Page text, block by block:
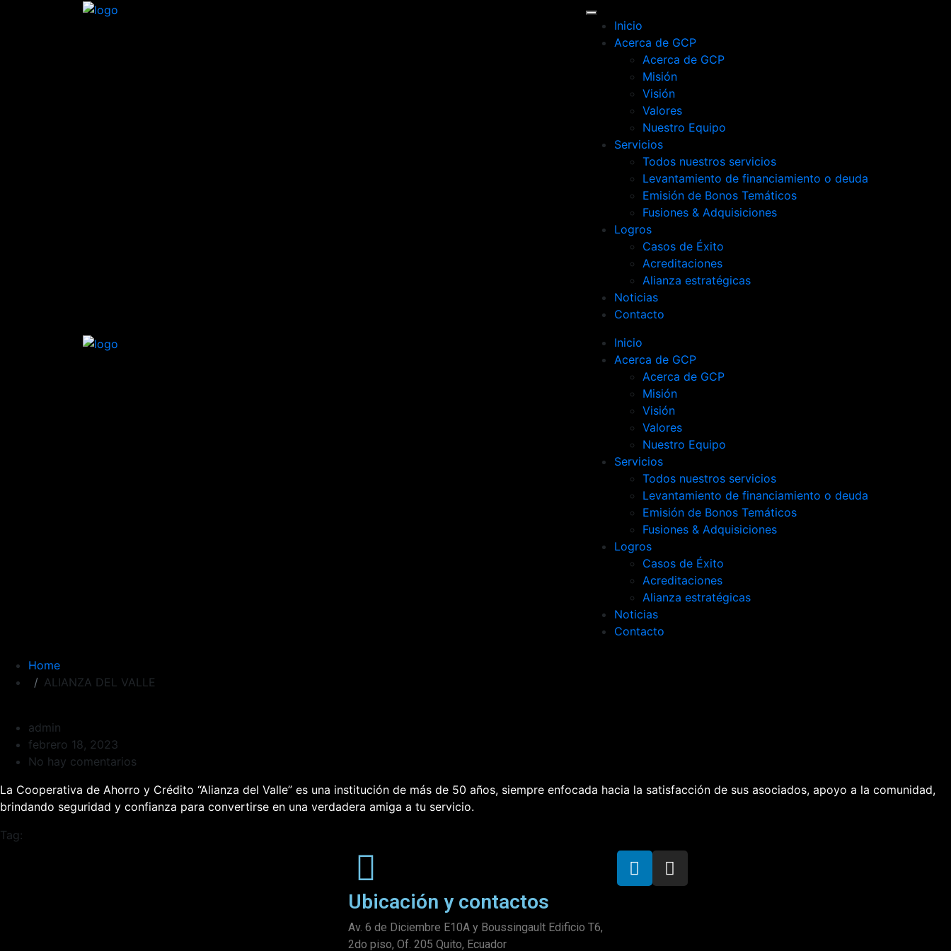
Inicio
Acerca de GCP
Acerca de GCP
Misión
Visión
Valores
Nuestro Equipo
Servicios
Todos nuestros servicios
Levantamiento de financiamiento o deuda
Emisión de Bonos Temáticos
Fusiones & Adquisiciones
Logros
Casos de Éxito
Acreditaciones
Alianza estratégicas
Noticias
Contacto
Inicio
Acerca de GCP
Acerca de GCP
Misión
Visión
Valores
Nuestro Equipo
Servicios
Todos nuestros servicios
Levantamiento de financiamiento o deuda
Emisión de Bonos Temáticos
Fusiones & Adquisiciones
Logros
Casos de Éxito
Acreditaciones
Alianza estratégicas
Noticias
Contacto
Home
ALIANZA DEL VALLE
admin
febrero 18, 2023
No hay comentarios
La Cooperativa de Ahorro y Crédito “Alianza del Valle” es una institución de más de 50 años, siempre enfocada hacia la satisfacción de sus asociados, apoyo a la comunidad,
brindando seguridad y confianza para convertirse en una verdadera amiga a tu servicio.
Tag:
Ubicación y contactos
Av. 6 de Diciembre E10A y Boussingault Edificio T6,
2do piso, Of. 205 Quito, Ecuador